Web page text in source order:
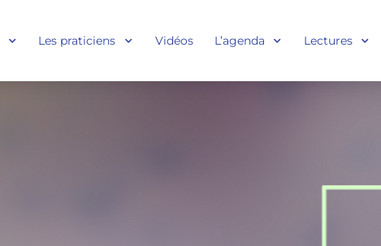
Les praticiens Vidéos L’agenda Lectures